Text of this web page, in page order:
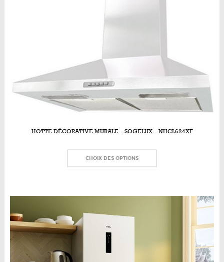
HOTTE DÉCORATIVE MURALE – SOGELUX – NHCL624XF
CHOIX DES OPTIONS